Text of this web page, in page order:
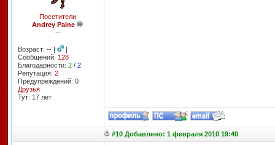
Посетители
Andrey Paine
--
Возраст: -- |
|
Сообщений: 128
Благодарности: 2/ 2
Репутация: 2
Предупреждений: 0
Друзья
Тут: 17 лет
#10 Добавлено: 1 февраля 2010 19:40